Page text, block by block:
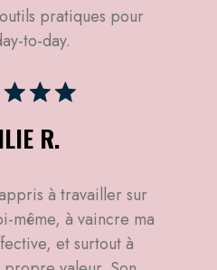
pratiques pour
to-day.
R.
à travailler sur
même, à vaincre ma
et surtout à